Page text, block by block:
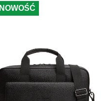
NOWOŚĆ